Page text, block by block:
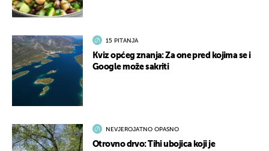
15 PITANJA
Kviz općeg znanja: Za one pred kojima se i
Google može sakriti
NEVJEROJATNO OPASNO
Otrovno drvo: Tihi ubojica koji je